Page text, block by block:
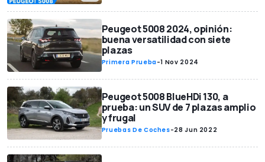
Peugeot 5008 2024, opinión:
buena versatilidad con siete
plazas
Primera Prueba-1 Nov 2024
Peugeot 5008 BlueHDi 130, a
prueba: un SUV de 7 plazas amplio
y frugal
Pruebas De Coches-28 Jun 2022